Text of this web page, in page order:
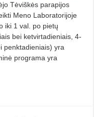
Tėviškės parapijos
Meno Laboratorijoje
iki 1 val. po pietų
bei ketvirtadieniais, 4-
penktadieniais) yra
programa yra